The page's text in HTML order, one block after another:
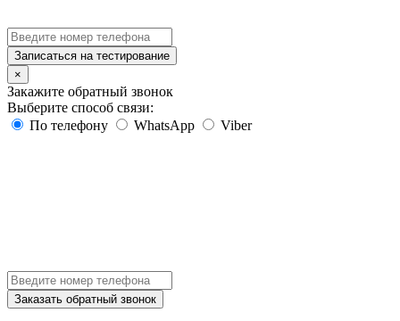
Записаться на тестирование
×
Закажите обратный звонок
Выберите способ связи:
По телефону
WhatsApp Viber
Заказать обратный звонок